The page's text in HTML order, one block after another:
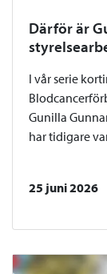
Därför är
I vår serie
Gunilla
har tidigare
25 juni 2026